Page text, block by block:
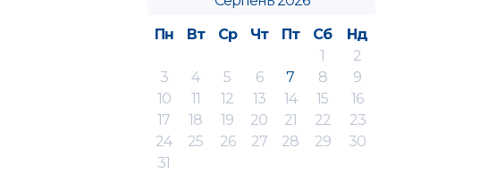
Пн
Вт Ср Чт Пт Сб
Нд
1
2
3
4 5 6 7 8
9
10
11 12 13 14 15
16
17
18 19 20 21 22
23
24
25 26 27 28 29
30
31